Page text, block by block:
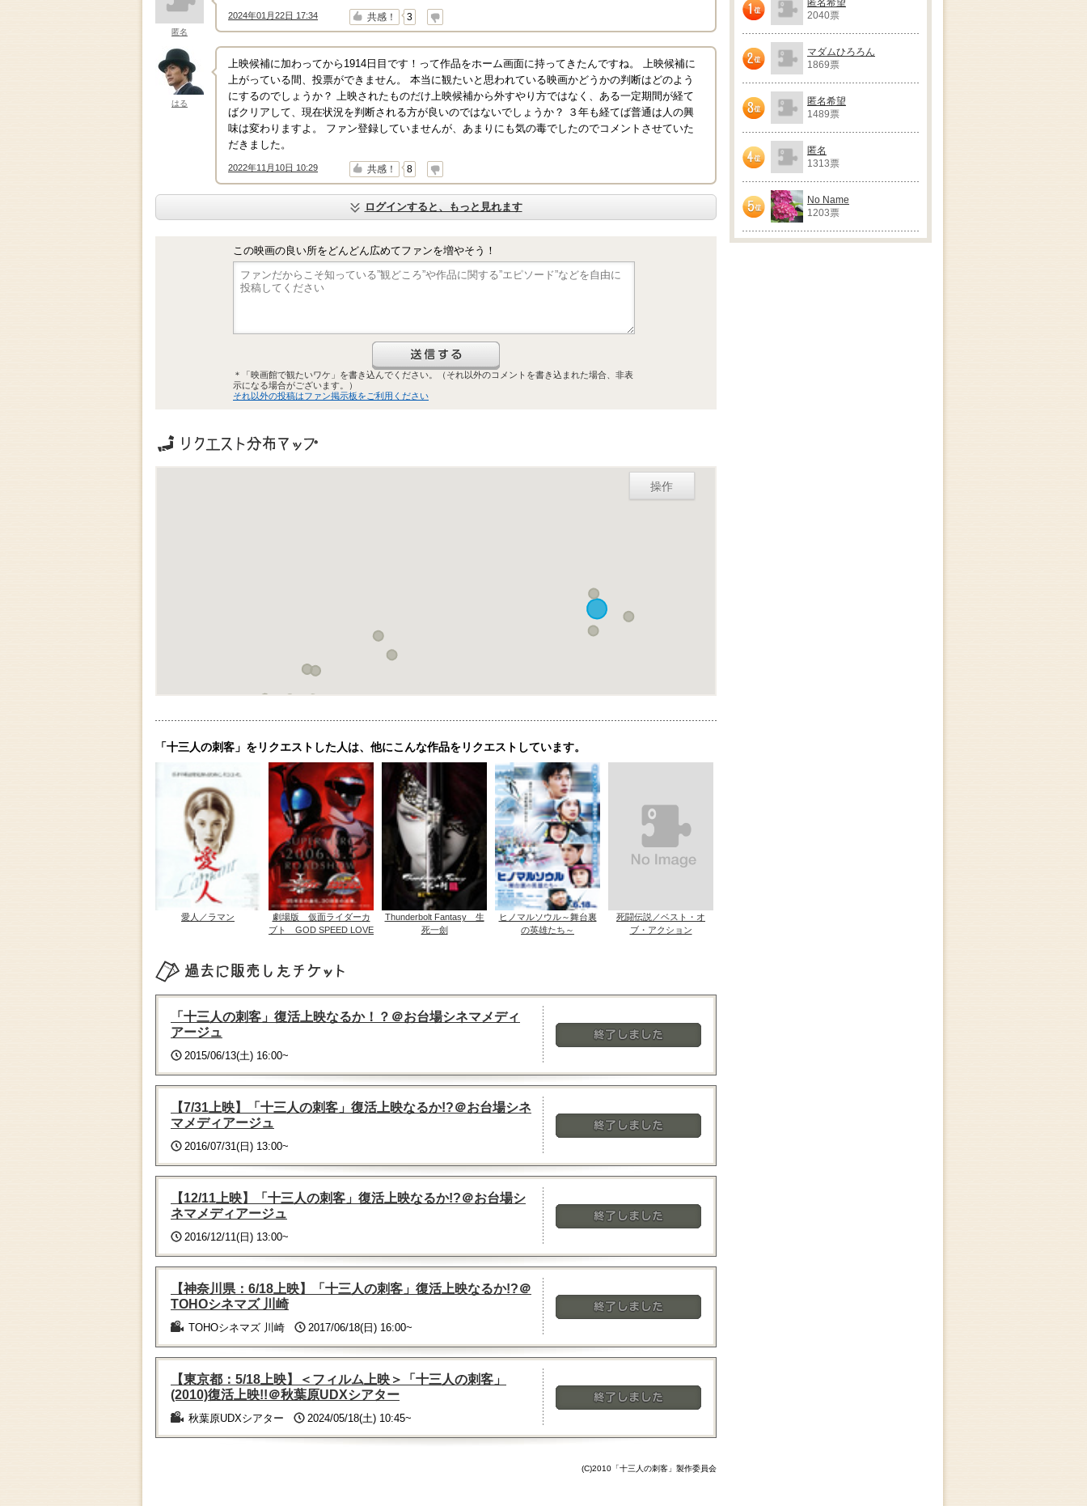
匿名
2024年01月22日 17:34
↑ 共感！ 3
↓
はる
上映候補に加わってから1914日目です！って作品をホーム画面に持ってきたんですね。 上映候補に
上がっている間、投票ができません。 本当に観たいと思われている映画かどうかの判断はどのよう
にするのでしょうか？ 上映されたものだけ上映候補から外すやり方ではなく、ある一定期間が経て
ばクリアして、現在状況を判断される方が良いのではないでしょうか？ ３年も経てば普通は人の興
味は変わりますよ。 ファン登録していませんが、あまりにも気の毒でしたのでコメントさせていた
だきました。
2022年11月10日 10:29
↑ 共感！ 8
↓
ログインすると、もっと見れます
この映画の良い所をどんどん広めてファンを増やそう！
＊「映画館で観たいワケ」を書き込んでください。（それ以外のコメントを書き込まれた場合、非表
示になる場合がございます。）
それ以外の投稿はファン掲示板をご利用ください
操作
「十三人の刺客」をリクエストした人は、他にこんな作品をリクエストしています。
愛人／ラマン
劇場版 仮面ライダーカ
ブト GOD SPEED LOVE
Thunderbolt Fantasy 生
死一劍
ヒノマルソウル～舞台裏
の英雄たち～
死闘伝説／ベスト・オ
ブ・アクション
過去に販売したチケット
「十三人の刺客」復活上映なるか！？＠お台場シネマメディ
アージュ
2015/06/13(土) 16:00~
【7/31上映】「十三人の刺客」復活上映なるか!?＠お台場シネ
マメディアージュ
2016/07/31(日) 13:00~
【12/11上映】「十三人の刺客」復活上映なるか!?＠お台場シ
ネマメディアージュ
2016/12/11(日) 13:00~
【神奈川県：6/18上映】「十三人の刺客」復活上映なるか!?＠
TOHOシネマズ 川崎
TOHOシネマズ 川崎 2017/06/18(日) 16:00~
【東京都：5/18上映】＜フィルム上映＞「十三人の刺客」
(2010)復活上映!!＠秋葉原UDXシアター
秋葉原UDXシアター 2024/05/18(土) 10:45~
(C)2010「十三人の刺客」製作委員会
2040票
マダムひろろん
1869票
匿名希望
1489票
匿名
1313票
No Name
1203票